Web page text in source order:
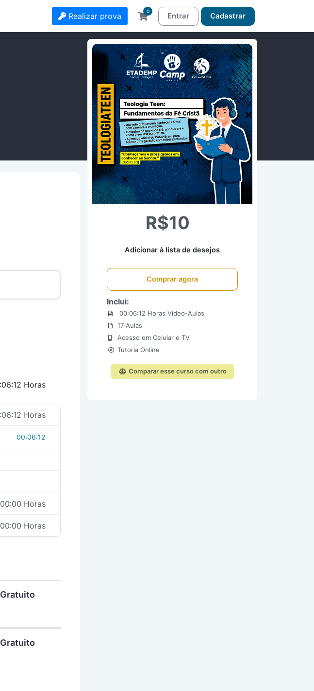
Realizar prova 0 Entrar Cadastrar
Horas
Horas
00:06:12
Horas
Horas
Gratuito
Gratuito
R$10
Adicionar à lista de desejos
Comprar agora
Inclui:
00:06:12 Horas Vídeo-Aulas
17 Aulas
Acesso em Celular e TV
Tutoria Online
Comparar esse curso com outro